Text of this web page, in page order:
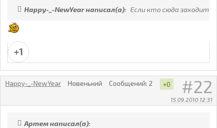
Happy-_-NewYear написал(а): Если кто сюда заходит
+1
22
15.09.2010 12:31
Happy-_-NewYear Новенький Сообщений: 2 +0
Артем написал(а):